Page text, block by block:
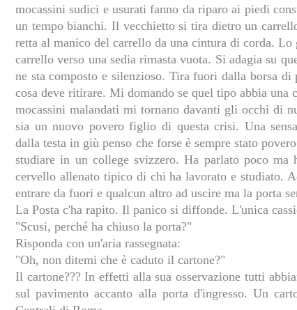
mocassini sudici e usurati fanno da riparo ai piedi
un tempo bianchi. Il vecchietto si tira dietro un
retta al manico del carrello da una cintura di corda.
carrello verso una sedia rimasta vuota. Si adagia su
ne sta composto e silenzioso. Tira fuori dalla borsa di
cosa deve ritirare. Mi domando se quel tipo abbia una
mocassini malandati mi tornano davanti gli occhi di
sia un nuovo povero figlio di questa crisi. Una
dalla testa in giù penso che forse è sempre stato
studiare in un college svizzero. Ha parlato poco
cervello allenato tipico di chi ha lavorato e studiato.
entrare da fuori e qualcun altro ad uscire ma la porta
La Posta c'ha rapito. Il panico si diffonde. L'unica
"Scusi, perché ha chiuso la porta?"
Risponda con un'aria rassegnata:
"Oh, non ditemi che è caduto il cartone?"
Il cartone??? In effetti alla sua osservazione tutti
sul pavimento accanto alla porta d'ingresso. Un